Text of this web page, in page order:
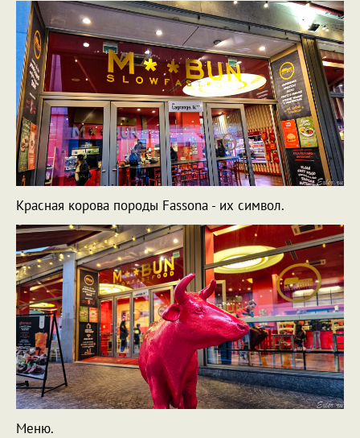
Красная корова породы Fassona - их символ.
Меню.